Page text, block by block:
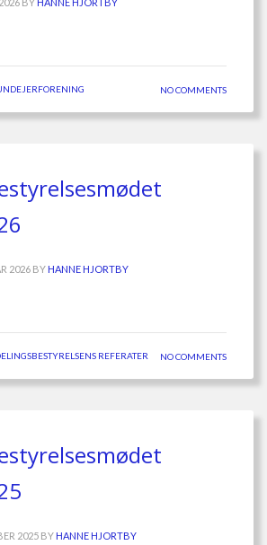
BY HANNE HJORTBY
NO COMMENTS
2026 BY HANNE HJORTBY
REFERATER NO COMMENTS
2025 BY HANNE HJORTBY